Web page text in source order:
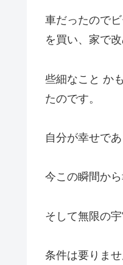
車だったので
を買い、家で
些細なこと か
たのです。
自分が幸せで
今この瞬間か
そして無限の
条件は要りませ